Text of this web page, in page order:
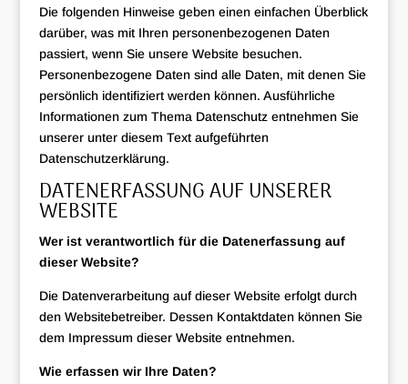
Die folgenden Hinweise geben einen einfachen Überblick
darüber, was mit Ihren personenbezogenen Daten
passiert, wenn Sie unsere Website besuchen.
Personenbezogene Daten sind alle Daten, mit denen Sie
persönlich identifiziert werden können. Ausführliche
Informationen zum Thema Datenschutz entnehmen Sie
unserer unter diesem Text aufgeführten
Datenschutzerklärung.
DATENERFASSUNG AUF UNSERER
WEBSITE
Wer ist verantwortlich für die Datenerfassung auf
dieser Website?
Die Datenverarbeitung auf dieser Website erfolgt durch
den Websitebetreiber. Dessen Kontaktdaten können Sie
dem Impressum dieser Website entnehmen.
Wie erfassen wir Ihre Daten?